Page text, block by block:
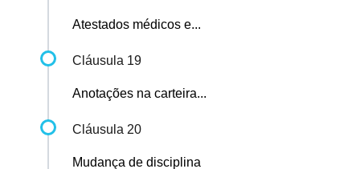
Atestados médicos e...
Cláusula 19
Anotações na carteira...
Cláusula 20
Mudança de disciplina